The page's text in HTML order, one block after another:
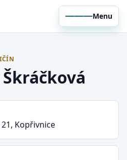
Menu
Kopřivnice